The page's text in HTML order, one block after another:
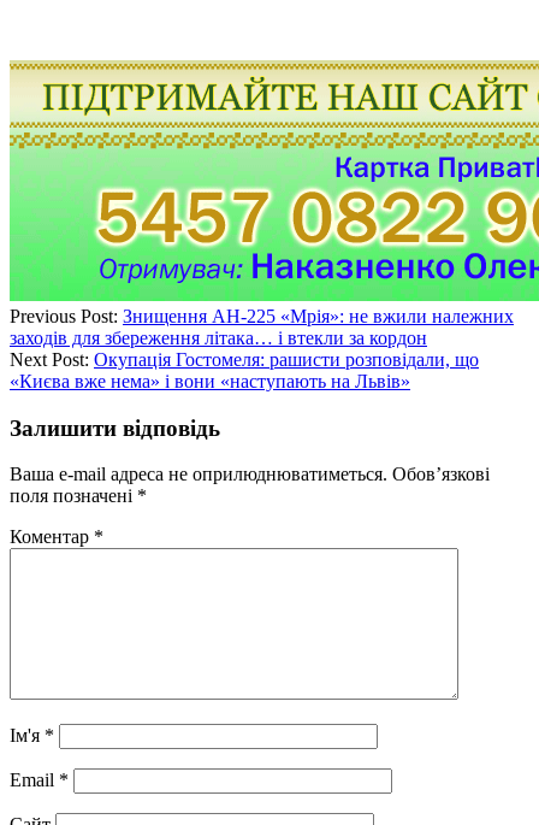
Previous Post: Знищення АН-225 «Мрія»: не вжили належних
заходів для збереження літака… і втекли за кордон
Next Post: Окупація Гостомеля: рашисти розповідали, що
«Києва вже нема» і вони «наступають на Львів»
Залишити відповідь
Ваша e-mail адреса не оприлюднюватиметься. Обов’язкові
поля позначені *
Коментар *
Ім'я *
Email *